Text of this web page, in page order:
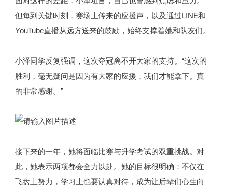
但每到关键时刻，赛场上传来的应援声，以及通过LINE和
YouTube直播从远方送来的鼓励，始终支撑着她和队友们。
小泽同学反复强调，这次夺冠离不开大家的支持。“这次的
胜利，毫无疑问是因为有大家的应援，我们才能拿下。真
的非常感谢。”
接下来的一年，她将面临比赛与升学考试的双重挑战。对
此，她表示两项都会全力以赴。她的目标很明确：不仅在
飞盘上努力，学习上也要认真对待，成为让后辈们心生向